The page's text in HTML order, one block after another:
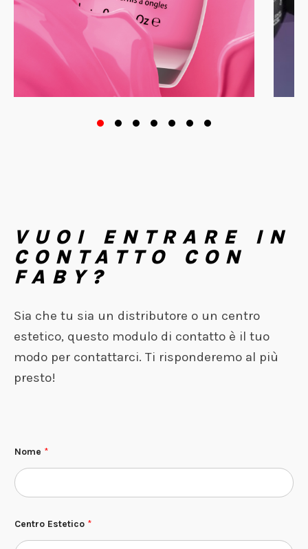
VUOI ENTRARE IN
CONTATTO CON
FABY?
Sia che tu sia un distributore o un centro
estetico, questo modulo di contatto è il tuo
modo per contattarci. Ti risponderemo al più
presto!
Nome *
Centro Estetico *